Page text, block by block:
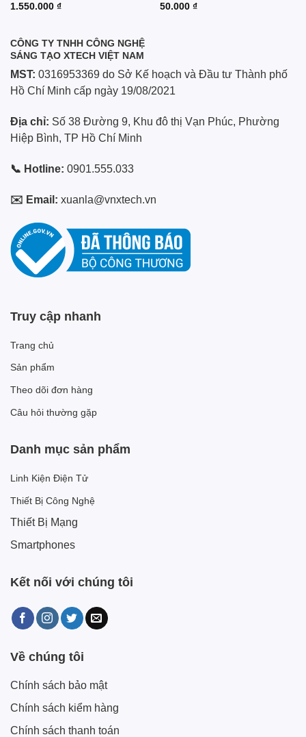
1.550.000 ₫ 50.000 ₫
CÔNG TY TNHH CÔNG NGHỆ
SÁNG TẠO XTECH VIỆT NAM
MST: 0316953369 do Sở Kế hoạch và Đầu tư Thành phố
Hồ Chí Minh cấp ngày 19/08/2021
Địa chỉ: Số 38 Đường 9, Khu đô thị Vạn Phúc, Phường
Hiệp Bình, TP Hồ Chí Minh
📞 Hotline: 0901.555.033
✉️ Email: xuanla@vnxtech.vn
Truy cập nhanh
Trang chủ
Sản phẩm
Theo dõi đơn hàng
Câu hỏi thường gặp
Danh mục sản phẩm
Linh Kiện Điện Tử
Thiết Bị Công Nghệ
Thiết Bị Mạng
Smartphones
Kết nối với chúng tôi
Về chúng tôi
Chính sách bảo mật
Chính sách kiểm hàng
Chính sách thanh toán